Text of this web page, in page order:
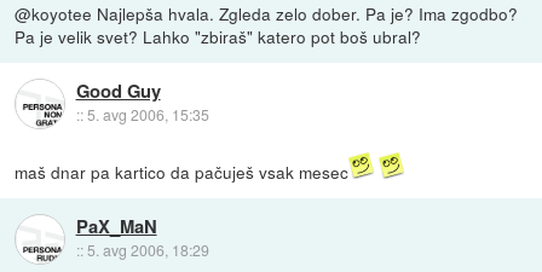
@koyotee Najlepša hvala. Zgleda zelo dober. Pa je? Ima zgodbo?
Pa je velik svet? Lahko "zbiraš" katero pot boš ubral?
Good Guy
::5. avg 2006, 15:35
maš dnar pa kartico da pačuješ vsak mesec
PaX_MaN
:: 5. avg 2006, 18:29